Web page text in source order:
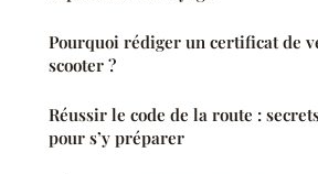
Pourquoi rédiger un certificat de
scooter ?
Réussir le code de la route :
pour s’y préparer